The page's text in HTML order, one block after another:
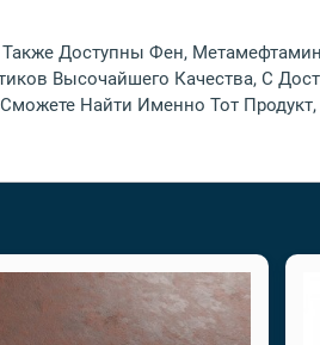
Доступны Фен,
Высочайшего Качества, С
Найти Именно Тот Продукт,